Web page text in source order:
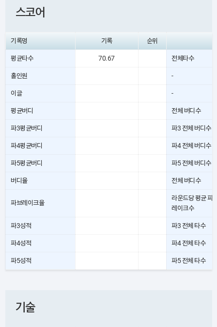
스코어
기록명 기록 순위
평균타수 70.67 전체타수
홀인원 -
이글 -
평균버디 전체 버디수
파3평균버디 파3 전체 버디수
파4평균버디 파4 전체 버디수
파5평균버디 파5 전체 버디수
버디율 전체 버디수
파브레이크율
라운드당 평균 파
레이크수
파3성적 파3 전체 타수
파4성적 파4 전체 타수
파5성적 파5 전체 타수
기술